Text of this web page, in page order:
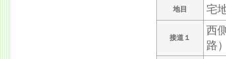
地目 宅
接道１
西
路